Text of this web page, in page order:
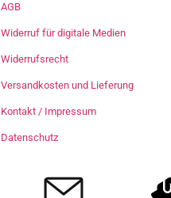
AGB
Widerruf für digitale Medien
Widerrufsrecht
Versandkosten und Lieferung
Kontakt / Impressum
Datenschutz